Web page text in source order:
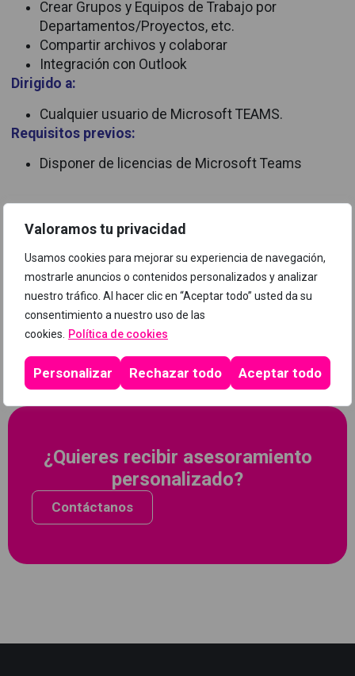
Valoramos tu privacidad
Usamos cookies para mejorar su experiencia de navegación,
mostrarle anuncios o contenidos personalizados y analizar
nuestro tráfico. Al hacer clic en “Aceptar todo” usted da su
consentimiento a nuestro uso de las
cookies. Política de cookies
Personalizar Rechazar todo Aceptar todo
Programa
Crear Grupos y Equipos de Trabajo por
Departamentos/Proyectos, etc.
Compartir archivos y colaborar
Integración con Outlook
Dirigido a:
Cualquier usuario de Microsoft TEAMS.
Requisitos previos:
Disponer de licencias de Microsoft Teams
¿Quieres recibir asesoramiento
personalizado?
Contáctanos